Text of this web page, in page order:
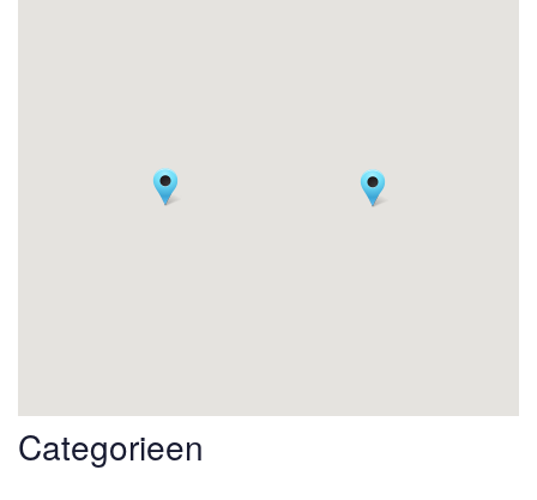
Categorieen